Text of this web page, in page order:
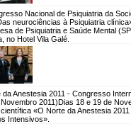
Nacional de Psiquiatria da
neurociências à Psiquiatria
de Psiquiatria e Saúde Mental
no Hotel Vila Galé.
da Anestesia 2011 - Congresso
2011)Dias 18 e 19 de
«O Norte da Anestesia
Intensivos».